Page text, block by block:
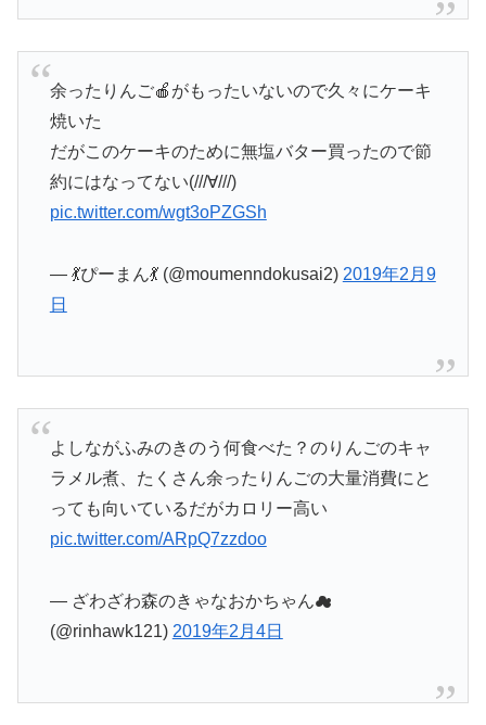
余ったりんご🍎がもったいないので久々にケーキ
焼いた
だがこのケーキのために無塩バター買ったので節
約にはなってない(///∀///)
pic.twitter.com/wgt3oPZGSh
— 💃ぴーまん💃 (@moumenndokusai2) 2019年2月9
日
よしながふみのきのう何食べた？のりんごのキャ
ラメル煮、たくさん余ったりんごの大量消費にと
っても向いているだがカロリー高い
pic.twitter.com/ARpQ7zzdoo
— ざわざわ森のきゃなおかちゃん☁︎
(@rinhawk121) 2019年2月4日